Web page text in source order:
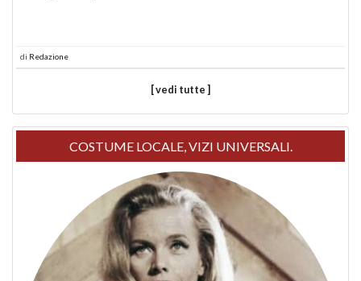
di Redazione
[ vedi tutte ]
COSTUME LOCALE, VIZI UNIVERSALI.